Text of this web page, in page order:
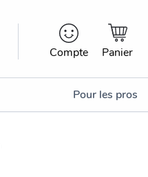
Compte Panier
Pour les pros